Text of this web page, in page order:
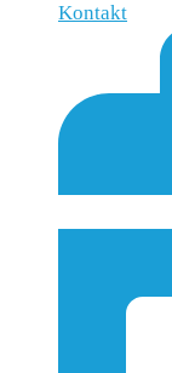
Kontakt